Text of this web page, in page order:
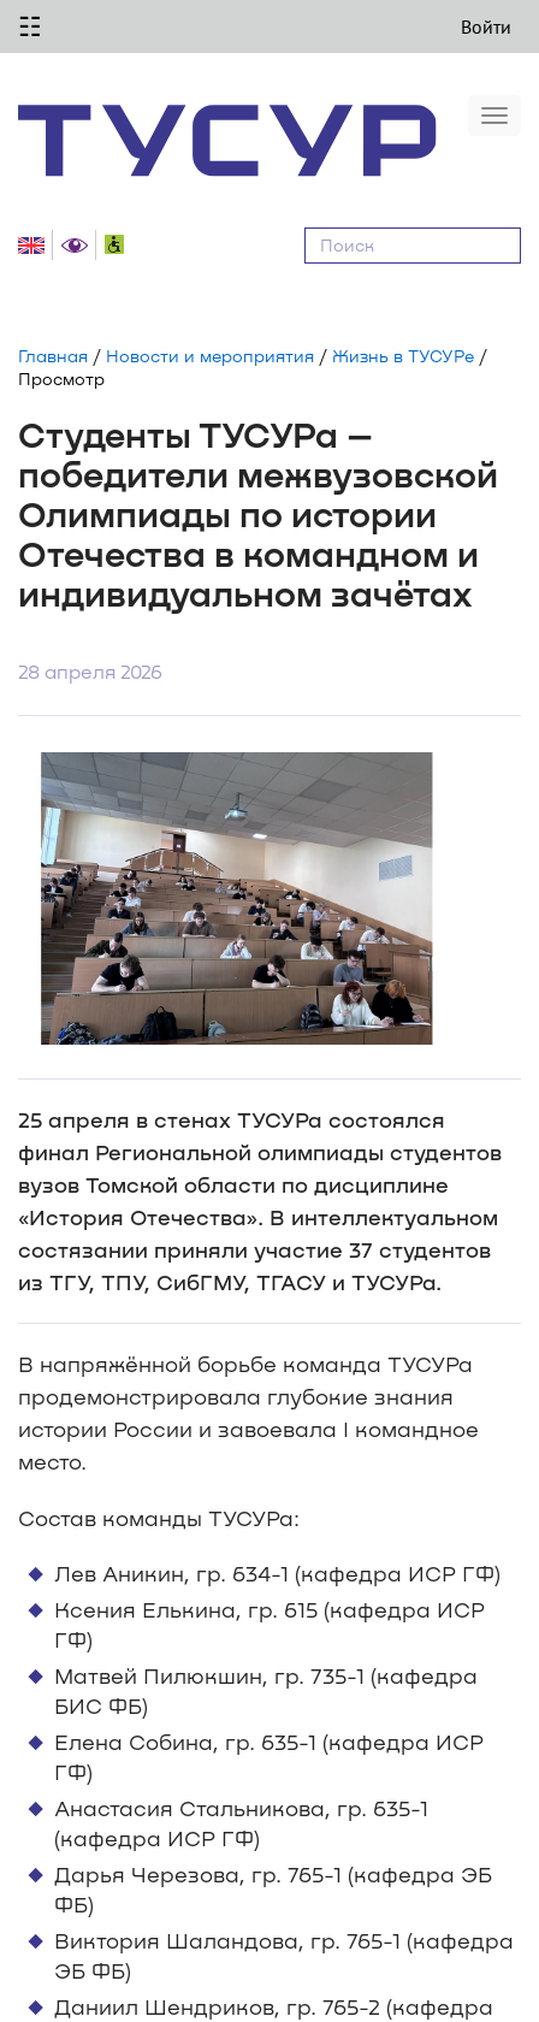
☷ Войти
Главная / Новости и мероприятия / Жизнь в ТУСУРе /
Просмотр
Студенты ТУСУРа –
победители межвузовской
Олимпиады по истории
Отечества в командном и
индивидуальном зачётах
28 апреля 2026
25 апреля в стенах ТУСУРа состоялся
финал Региональной олимпиады студентов
вузов Томской области по дисциплине
«История Отечества». В интеллектуальном
состязании приняли участие 37 студентов
из ТГУ, ТПУ, СибГМУ, ТГАСУ и ТУСУРа.
В напряжённой борьбе команда ТУСУРа
продемонстрировала глубокие знания
истории России и завоевала I командное
место.
Состав команды ТУСУРа:
Лев Аникин, гр. 634-1 (кафедра ИСР ГФ)
Ксения Елькина, гр. 615 (кафедра ИСР
ГФ)
Матвей Пилюкшин, гр. 735-1 (кафедра
БИС ФБ)
Елена Собина, гр. 635-1 (кафедра ИСР
ГФ)
Анастасия Стальникова, гр. 635-1
(кафедра ИСР ГФ)
Дарья Черезова, гр. 765-1 (кафедра ЭБ
ФБ)
Виктория Шаландова, гр. 765-1 (кафедра
ЭБ ФБ)
Даниил Шендриков, гр. 765-2 (кафедра